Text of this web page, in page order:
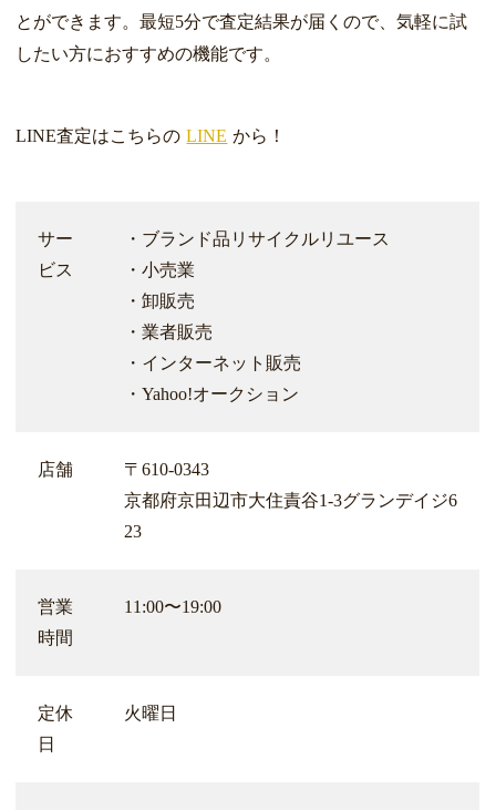
とができます。最短5分で査定結果が届くので、気軽に試
したい方におすすめの機能です。
LINE査定はこちらの LINE から！
サー
ビス
・ブランド品リサイクルリユース
・小売業
・卸販売
・業者販売
・インターネット販売
・Yahoo!オークション
店舗
〒610-0343
京都府京田辺市大住責谷1-3グランデイジ6
23
営業
時間
11:00〜19:00
定休
日
火曜日